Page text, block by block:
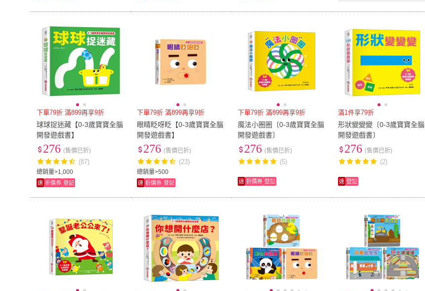
下單79折 滿899再享9折
球球捉迷藏【0-3歲寶寶全腦
開發遊戲書】
總銷量>1,000
276 (售價已折)
(87)
速 折價券 登記
下單79折 滿899再享9折
眼睛眨呀眨【0-3歲寶寶全腦
開發遊戲書】
總銷量>500
276 (售價已折)
(23)
速 折價券 登記
下單79折 滿899再享9折
魔法小圈圈〔0-3歲寶寶全腦
開發遊戲書〕
276 (售價已折)
(5)
速 折價券 登記
滿1件享79折
形狀變變變〔0-3歲寶寶全腦
開發遊戲書〕
276 (售價已折)
(2)
速 登記